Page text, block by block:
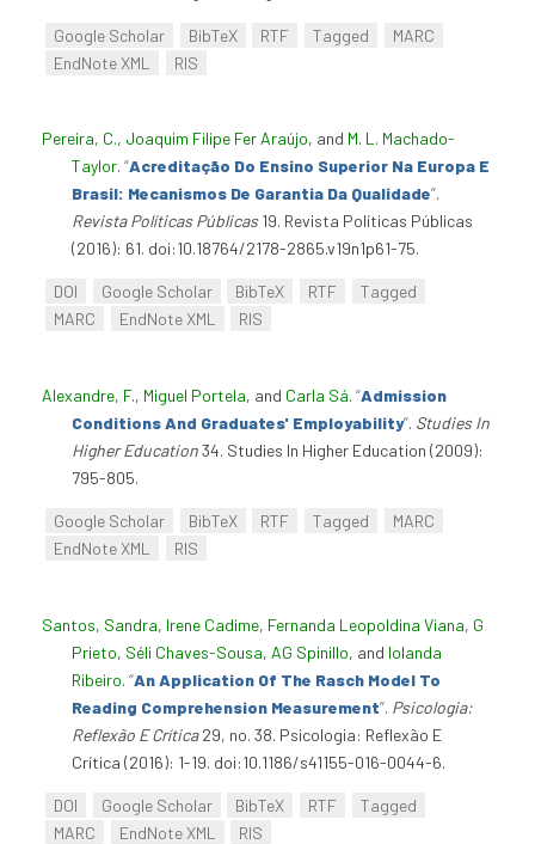
Google Scholar BibTeX RTF Tagged
MARC
EndNote XML
RIS
Pereira, C., Joaquim Filipe Fer Araújo, and M. L. Machado-
Taylor. “Acreditação Do Ensino Superior Na Europa E
Brasil: Mecanismos De Garantia Da Qualidade”.
Revista Políticas Públicas19. Revista Políticas Públicas
(2016): 61. doi:10.18764/2178-2865.v19n1p61-75.
DOI Google Scholar BibTeX RTF
Tagged
MARC
EndNote XML RIS
Alexandre, F., Miguel Portela, and Carla Sá. “Admission
Conditions And Graduates' Employability”. Studies In
Higher Education34. Studies In Higher Education (2009):
795-805.
Google Scholar BibTeX RTF Tagged
MARC
EndNote XML
RIS
Santos, Sandra, Irene Cadime, Fernanda Leopoldina Viana, G
Prieto, Séli Chaves-Sousa, AG Spinillo, and Iolanda
Ribeiro. “An Application Of The Rasch Model To
Reading Comprehension Measurement”. Psicologia:
Reflexão E Crítica29, no. 38. Psicologia: Reflexão E
Crítica (2016): 1-19. doi:10.1186/s41155-016-0044-6.
DOI Google Scholar BibTeX RTF
Tagged
MARC
EndNote XML RIS